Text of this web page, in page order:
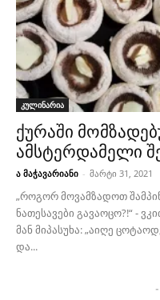
კულინარია
ქურაში
ამსტერდამელი
ა მაჭავარიანი - მარტი 31, 2021
„როგორ მოვამზადოთ
ნათესავები გავაოცო?!“ -
მან მიპასუხა: „აიღე
და...